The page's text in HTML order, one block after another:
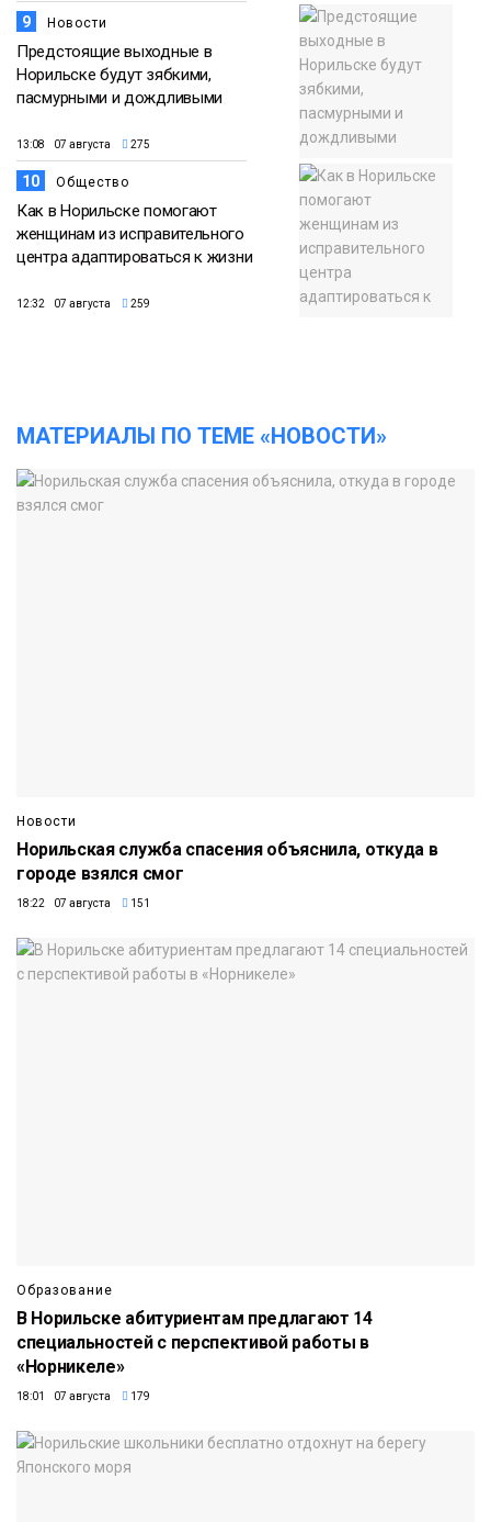
9 Новости
Предстоящие выходные в
Норильске будут зябкими,
пасмурными и дождливыми
13:08 07 августа 275
10 Общество
Как в Норильске помогают
женщинам из исправительного
центра адаптироваться к жизни
12:32 07 августа 259
МАТЕРИАЛЫ ПО ТЕМЕ «НОВОСТИ»
Новости
Норильская служба спасения объяснила, откуда в
городе взялся смог
18:22 07 августа 151
Образование
В Норильске абитуриентам предлагают 14
специальностей с перспективой работы в
«Норникеле»
18:01 07 августа 179